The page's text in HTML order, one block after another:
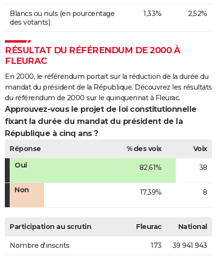
Blancs ou nuls (en pourcentage
des votants)
1,33% 2,52%
RÉSULTAT DU RÉFÉRENDUM DE 2000 À
FLEURAC
En 2000, le référendum portait sur la réduction de la durée du
mandat du président de la République. Découvrez les résultats
du référendum de 2000 sur le quinquennat à Fleurac.
Approuvez-vous le projet de loi constitutionnelle
fixant la durée du mandat du président de la
République à cinq ans ?
Réponse % des voix
Voix
Oui
82,61% 38
Non 17,39% 8
Participation au scrutin Fleurac National
Nombre d'inscrits 173 39 941 943